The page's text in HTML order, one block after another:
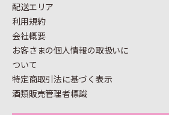
配送エリア
利用規約
会社概要
お客さまの個人情報の取扱いに
ついて
特定商取引法に基づく表示
酒類販売管理者標識